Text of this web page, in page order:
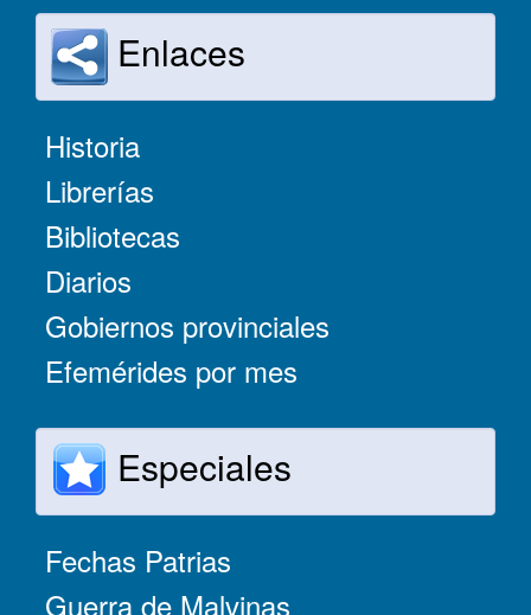
Enlaces
Historia
Librerías
Bibliotecas
Diarios
Gobiernos provinciales
Efemérides por mes
Especiales
Fechas Patrias
Guerra de Malvinas